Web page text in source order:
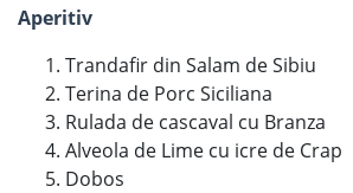
Aperitiv
Trandafir din Salam de Sibiu
Terina de Porc Siciliana
Rulada de cascaval cu Branza
Alveola de Lime cu icre de Crap
Dobos